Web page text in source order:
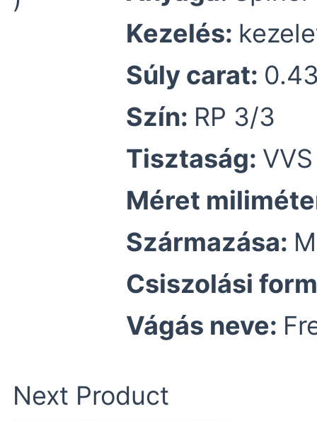
Kezelés:
Súly carat:
Szín: RP 3/3
Tisztaság:
Méret
Származása:
Csiszolási
Vágás neve:
Next Product